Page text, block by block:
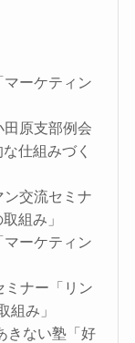
ーケティン
原支部例会
仕組みづく
交流セミナ
組み」
ーケティン
ナー「リン
組み」
きない塾「好